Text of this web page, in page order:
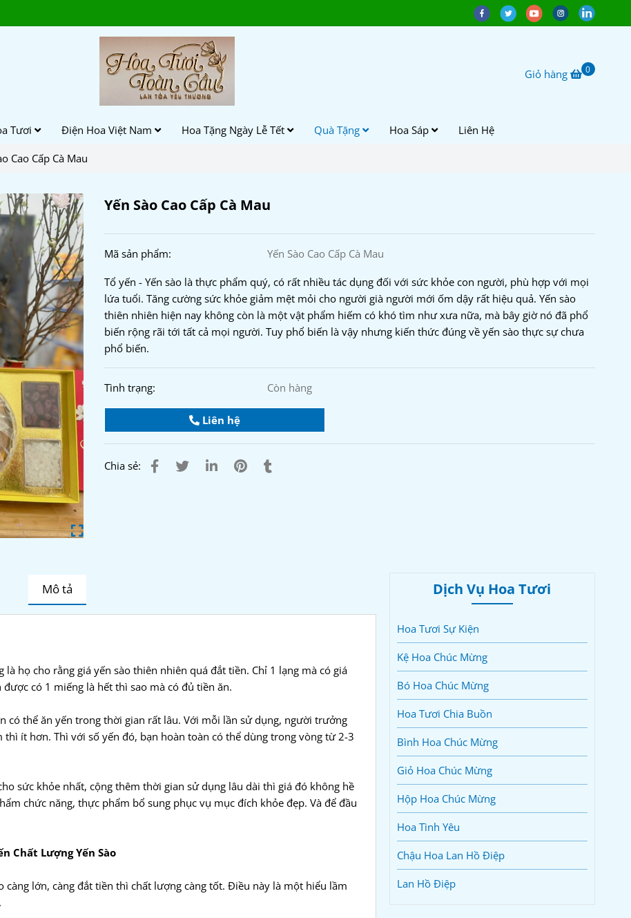
Giỏ hàng 0
Tươi Điện Hoa Việt Nam Hoa Tặng Ngày Lễ Tết Quà Tặng Hoa Sáp Liên Hệ
Cao Cấp Cà Mau
Yến Sào Cao Cấp Cà Mau
Mã sản phẩm: Yến Sào Cao Cấp Cà Mau
Tổ yến - Yến sào là thực phẩm quý, có rất nhiều tác dụng đối với sức khỏe con người, phù hợp với mọi
lứa tuổi. Tăng cường sức khỏe giảm mệt mỏi cho người già người mới ốm dậy rất hiệu quả. Yến sào
thiên nhiên hiện nay không còn là một vật phẩm hiếm có khó tìm như xưa nữa, mà bây giờ nó đã phổ
biến rộng rãi tới tất cả mọi người. Tuy phổ biến là vậy nhưng kiến thức đúng về yến sào thực sự chưa
phổ biến.
Tình trạng: Còn hàng
Liên hệ
Chia sẻ:
Mô tả
họ cho rằng giá yến sào thiên nhiên quá đắt tiền. Chỉ 1 lạng mà có giá
có 1 miếng là hết thì sao mà có đủ tiền ăn.
có thể ăn yến trong thời gian rất lâu. Với mỗi lần sử dụng, người trưởng
ít hơn. Thì với số yến đó, bạn hoàn toàn có thể dùng trong vòng từ 2-3
sức khỏe nhất, cộng thêm thời gian sử dụng lâu dài thì giá đó không hề
chức năng, thực phẩm bổ sung phục vụ mục đích khỏe đẹp. Và để đầu
Chất Lượng Yến Sào
lớn, càng đắt tiền thì chất lượng càng tốt. Điều này là một hiểu lầm
Dịch Vụ Hoa Tươi
Hoa Tươi Sự Kiện
Kệ Hoa Chúc Mừng
Bó Hoa Chúc Mừng
Hoa Tươi Chia Buồn
Bình Hoa Chúc Mừng
Giỏ Hoa Chúc Mừng
Hộp Hoa Chúc Mừng
Hoa Tình Yêu
Chậu Hoa Lan Hồ Điệp
Lan Hồ Điệp